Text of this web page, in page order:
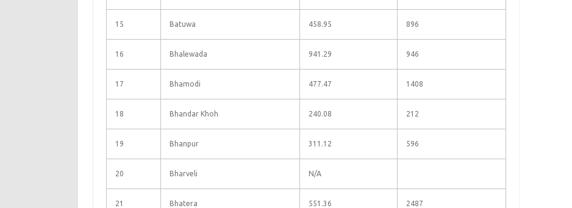
15 Batuwa 458.95 896
16 Bhalewada 941.29 946
17 Bhamodi 477.47 1408
18 Bhandar Khoh 240.08 212
19 Bhanpur 311.12 596
20 Bharveli N/A
21 Bhatera 551.36 2487